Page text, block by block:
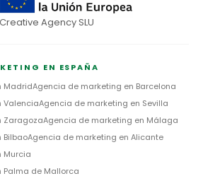
Agency SLU
EN ESPAÑA
MadridAgencia de marketing en Barcelona
ValenciaAgencia de marketing en Sevilla
ZaragozaAgencia de marketing en Málaga
BilbaoAgencia de marketing en Alicante
Murcia
Palma de Mallorca